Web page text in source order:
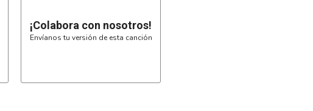
¡Colabora con nosotros!
Envíanos tu versión de esta canción